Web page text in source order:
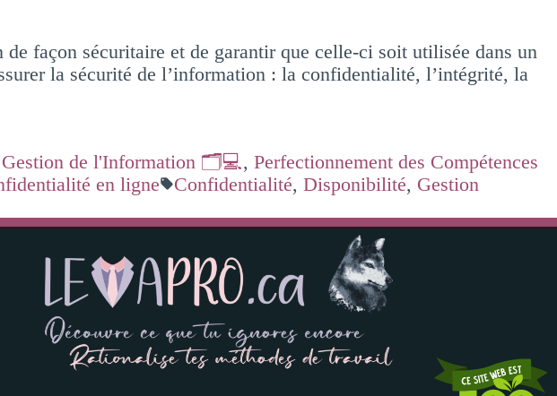
façon sécuritaire et de garantir que celle-ci soit utilisée dans un
la sécurité de l’information : la confidentialité, l’intégrité, la
Gestion de l'Information 🗂️💻, Perfectionnement des Compétences
en ligne Confidentialité, Disponibilité, Gestion